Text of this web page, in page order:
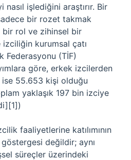
nasıl işlediğini araştırır. Bir
bir rozet takmak
rol ve zihinsel bir
izciliğin kurumsal çatı
Federasyonu (TİF)
göre, erkek izcilerden
ise 55.653 kişi olduğu
yaklaşık 197 bin izciye
faaliyetlerine katılımının
değildir; aynı
süreçler üzerindeki